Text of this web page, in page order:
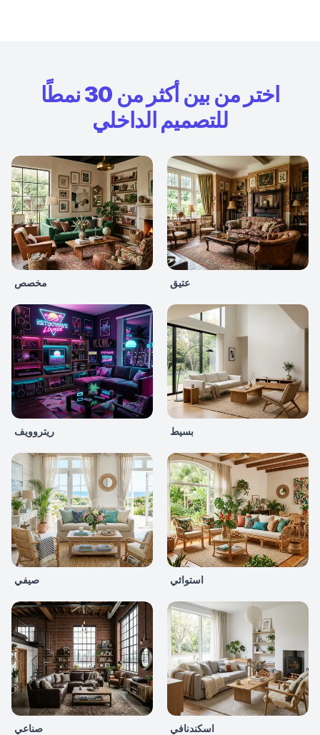
اختر من بين أكثر من 30 نمطًا
للتصميم الداخلي
مخصص عتيق
ريتروويف بسيط
صيفي استوائي
صناعي اسكندنافي